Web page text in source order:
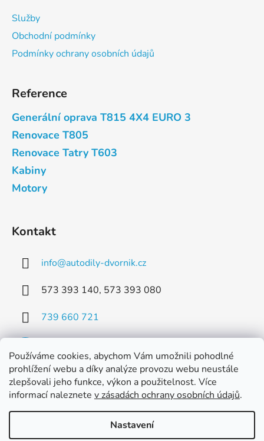
Používáme cookies, abychom Vám umožnili pohodlné
prohlížení webu a díky analýze provozu webu neustále
zlepšovali jeho funkce, výkon a použitelnost. Více
informací naleznete v zásadách ochrany osobních údajů.
Nastavení
Služby
Obchodní podmínky
Podmínky ochrany osobních údajů
Reference
Generální oprava T815 4X4 EURO 3
Renovace T805
Renovace Tatry T603
Kabiny
Motory
Kontakt
info@autodily-dvornik.cz
573 393 140, 573 393 080
739 660 721
Facebook